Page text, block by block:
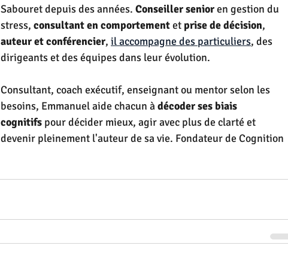
Sabouret depuis des années. Conseiller senior en gestion du
stress, consultant en comportement et prise de décision,
auteur et conférencier, il accompagne des particuliers, des
dirigeants et des équipes dans leur évolution.
Consultant, coach exécutif, enseignant ou mentor selon les
besoins, Emmanuel aide chacun à décoder ses biais
cognitifs pour décider mieux, agir avec plus de clarté et
devenir pleinement l'auteur de sa vie. Fondateur de Cognition